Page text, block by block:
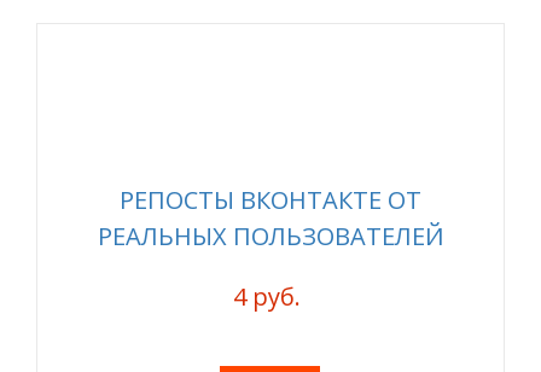
РЕПОСТЫ ВКОНТАКТЕ ОТ
РЕАЛЬНЫХ ПОЛЬЗОВАТЕЛЕЙ
4 руб.